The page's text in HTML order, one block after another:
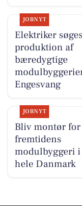
JOBNYT
Elektriker
produktion af
bæredygtige
Engesvang
JOBNYT
Bliv montør for
fremtidens
modulbyggeri i
hele Danmark